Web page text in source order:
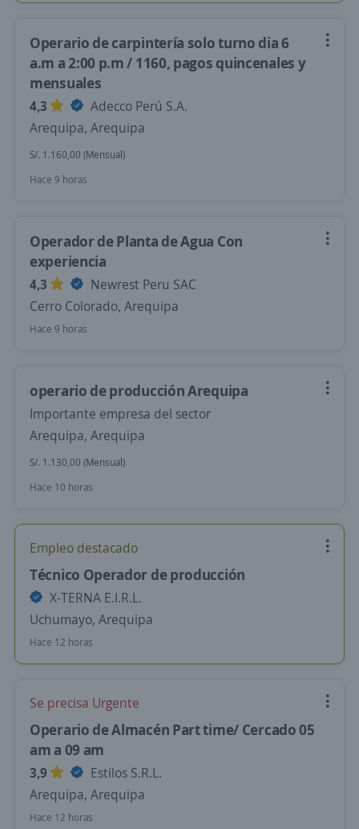
Operario de carpintería solo turno dia 6
a.m a 2:00 p.m / 1160, pagos quincenales y
mensuales
4,3
Adecco Perú S.A.
Arequipa, Arequipa
S/. 1.160,00 (Mensual)
Hace 9 horas
Operador de Planta de Agua Con
experiencia
4,3
Newrest Peru SAC
Cerro Colorado, Arequipa
Hace 9 horas
operario de producción Arequipa
Importante empresa del sector
Arequipa, Arequipa
S/. 1.130,00 (Mensual)
Hace 10 horas
Empleo destacado
Técnico Operador de producción
X-TERNA E.I.R.L.
Uchumayo, Arequipa
Hace 12 horas
Se precisa Urgente
Operario de Almacén Part time/ Cercado 05
am a 09 am
3,9
Estilos S.R.L.
Arequipa, Arequipa
Hace 12 horas